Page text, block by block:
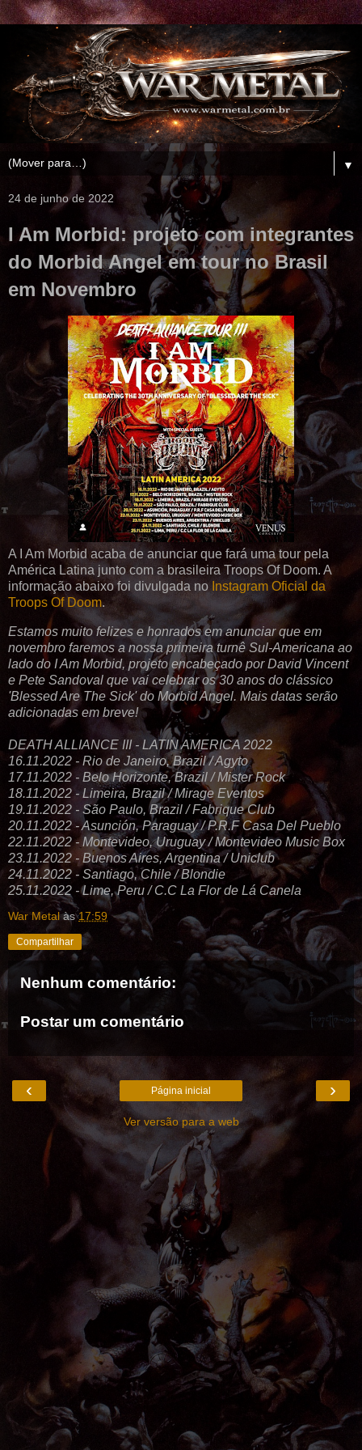
▼
24 de junho de 2022
I Am Morbid: projeto com integrantes
do Morbid Angel em tour no Brasil
em Novembro
A I Am Morbid acaba de anunciar que fará uma tour pela
América Latina junto com a brasileira Troops Of Doom. A
informação abaixo foi divulgada no Instagram Oficial da
Troops Of Doom.
Estamos muito felizes e honrados em anunciar que em
novembro faremos a nossa primeira turnê Sul-Americana ao
lado do I Am Morbid, projeto encabeçado por David Vincent
e Pete Sandoval que vai celebrar os 30 anos do clássico
'Blessed Are The Sick' do Morbid Angel. Mais datas serão
adicionadas em breve!
DEATH ALLIANCE III - LATIN AMERICA 2022
16.11.2022 - Rio de Janeiro, Brazil / Agyto
17.11.2022 - Belo Horizonte, Brazil / Mister Rock
18.11.2022 - Limeira, Brazil / Mirage Eventos
19.11.2022 - São Paulo, Brazil / Fabrique Club
20.11.2022 - Asunción, Paraguay / P.R.F Casa Del Pueblo
22.11.2022 - Montevideo, Uruguay / Montevideo Music Box
23.11.2022 - Buenos Aires, Argentina / Uniclub
24.11.2022 - Santiago, Chile / Blondie
25.11.2022 - Lime, Peru / C.C La Flor de Lá Canela
War Metal às17:59
Compartilhar
Nenhum comentário:
Postar um comentário
‹ ›
Página inicial
Ver versão para a web